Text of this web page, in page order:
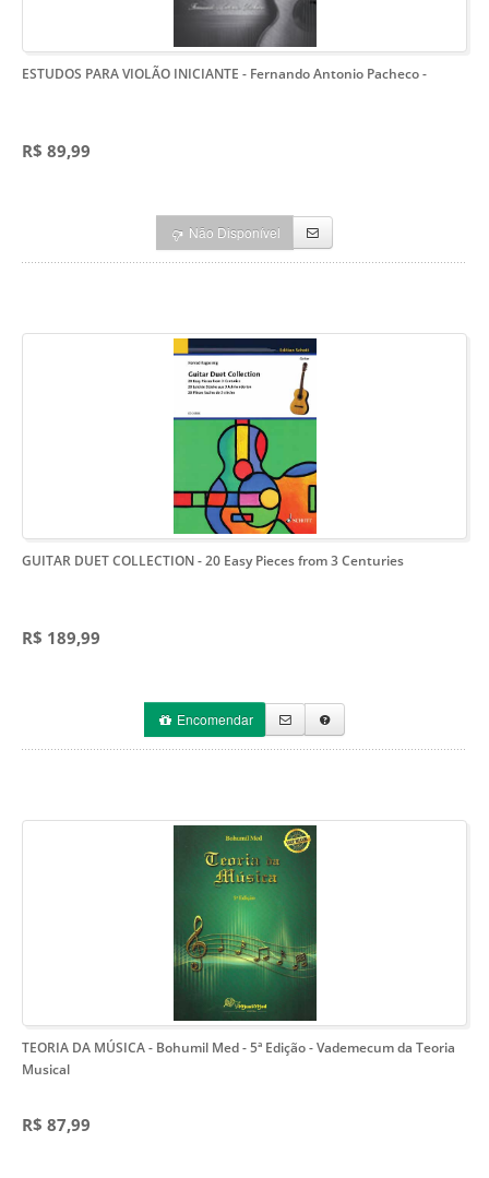
ESTUDOS PARA VIOLÃO INICIANTE - Fernando Antonio Pacheco-
R$ 89,99
Não Disponível
GUITAR DUET COLLECTION- 20 Easy Pieces from 3 Centuries
R$ 189,99
Encomendar
TEORIA DA MÚSICA - Bohumil Med - 5ª Edição- Vademecum da Teoria
Musical
R$ 87,99